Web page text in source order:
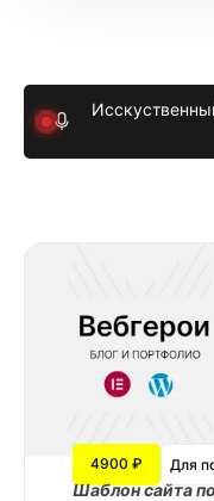
4900 ₽ Для
Шаблон сайта